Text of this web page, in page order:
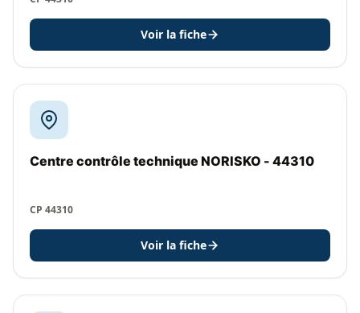
Voir la fiche
Centre contrôle technique NORISKO - 44310
CP 44310
Voir la fiche